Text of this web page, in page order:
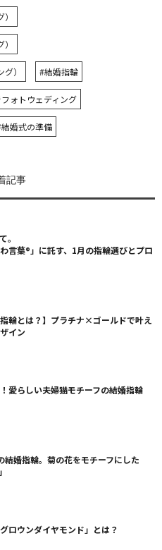
） #結婚指輪
ォトウェディング
婚式の準備
記事
。
言葉®」に託す、1月の指輪選びとプロ
指輪とは？】プラチナ×ゴールドで叶え
イン
愛らしい夫婦猫モチーフの結婚指輪
結婚指輪。菊の花をモチーフにした
ロウンダイヤモンド」とは？